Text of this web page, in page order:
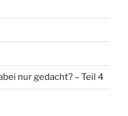
nur gedacht? – Teil 4